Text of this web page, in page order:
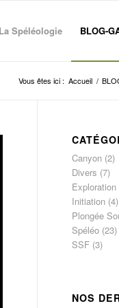
La Spéléologie BLOG-
Vous êtes ici : Accueil /
Canyon (2)
Divers (7)
Exploration
Initiation (4)
Plongée
Spéléo (23)
SSF (3)
NOS